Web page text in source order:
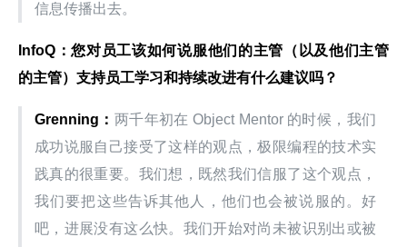
信息传播出去。
InfoQ ：您对员工该如何说服他们的主管（以及他们主管
的主管）支持员工学习和持续改进有什么建议吗？
Grenning ： 两千年初在 Object Mentor 的时候，我们
成功说服自己接受了这样的观点，极限编程的技术实
践真的很重要。我们想，既然我们信服了这个观点，
我们要把这些告诉其他人，他们也会被说服的。好
吧，进展没有这么快。我们开始对尚未被识别出或被